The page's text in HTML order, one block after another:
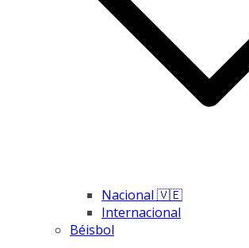
Nacional 🇻🇪
Internacional
Béisbol